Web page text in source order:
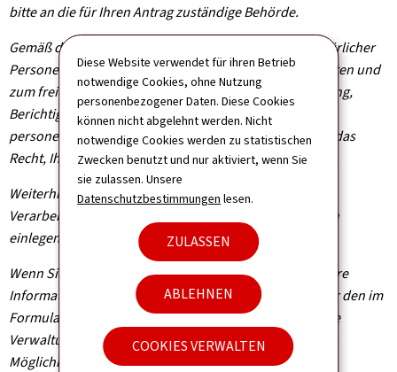
Diese Website verwendet für ihren Betrieb
notwendige Cookies, ohne Nutzung
personenbezogener Daten. Diese Cookies
können nicht abgelehnt werden. Nicht
notwendige Cookies werden zu statistischen
Zwecken benutzt und nur aktiviert, wenn Sie
sie zulassen. Unsere
Datenschutzbestimmungen lesen.
ZULASSEN
ABLEHNEN
COOKIES VERWALTEN
bitte an die für Ihren Antrag zuständige Behörde.
Gemäß der Verordnung (EU) 2016/679 zum Schutz natürlicher
Personen bei der Verarbeitung personenbezogener Daten und
zum freien Datenverkehr haben Sie das Recht auf Zugang,
Berichtigung und gegebenenfalls Löschung Ihrer
personenbezogenen Informationen. Sie haben zudem das
Recht, Ihre erteilte Einwilligung jederzeit zu widerrufen.
Weiterhin können Sie, außer in Fällen, in denen die
Verarbeitung Ihrer Daten verpflichtend ist, Widerspruch
einlegen, wenn dieser rechtmäßig begründet ist.
Wenn Sie diese Rechte ausüben und/oder Einsicht in Ihre
Informationen nehmen möchten, können Sie sich unter den im
Formular angegebenen Kontaktdaten an die zuständige
Verwaltungsbehörde wenden. Sie haben außerdem die
Möglichkeit, bei der Nationalen Kommission für den